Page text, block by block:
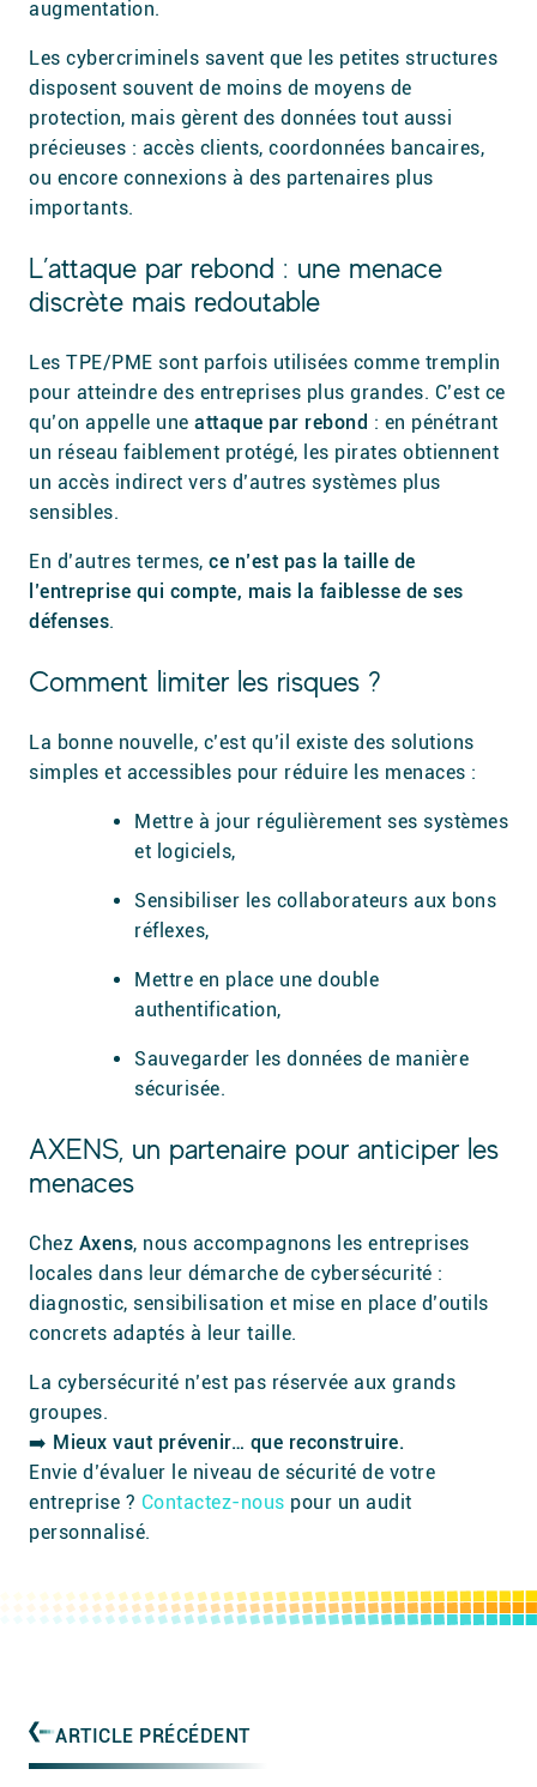
augmentation.
Les cybercriminels savent que les petites structures
disposent souvent de moins de moyens de
protection, mais gèrent des données tout aussi
précieuses : accès clients, coordonnées bancaires,
ou encore connexions à des partenaires plus
importants.
L’attaque par rebond : une menace
discrète mais redoutable
Les TPE/PME sont parfois utilisées comme tremplin
pour atteindre des entreprises plus grandes. C’est ce
qu’on appelle une attaque par rebond : en pénétrant
un réseau faiblement protégé, les pirates obtiennent
un accès indirect vers d’autres systèmes plus
sensibles.
En d’autres termes, ce n’est pas la taille de
l’entreprise qui compte, mais la faiblesse de ses
défenses.
Comment limiter les risques ?
La bonne nouvelle, c’est qu’il existe des solutions
simples et accessibles pour réduire les menaces :
Mettre à jour régulièrement ses systèmes
et logiciels,
Sensibiliser les collaborateurs aux bons
réflexes,
Mettre en place une double
authentification,
Sauvegarder les données de manière
sécurisée.
AXENS, un partenaire pour anticiper les
menaces
Chez Axens, nous accompagnons les entreprises
locales dans leur démarche de cybersécurité :
diagnostic, sensibilisation et mise en place d’outils
concrets adaptés à leur taille.
La cybersécurité n’est pas réservée aux grands
groupes.
➡️ Mieux vaut prévenir… que reconstruire.
Envie d’évaluer le niveau de sécurité de votre
entreprise ? Contactez-nous pour un audit
personnalisé.
ARTICLE PRÉCÉDENT